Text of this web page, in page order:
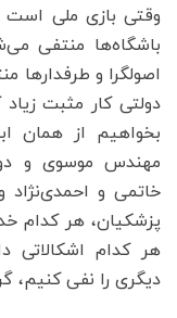
وقتی بازی ملی است
باشگاه‌ها منتفی
اصولگرا و
دولتی کار مثبت
بخواهیم از همان
مهندس موسوی و
خاتمی و
پزشکیان، هر کدام
هر کدام اشکالاتی
دیگری را نفی کنیم،